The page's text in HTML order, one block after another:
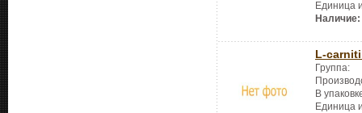
Единица
Наличие:
L-
Группа:
В
Единица